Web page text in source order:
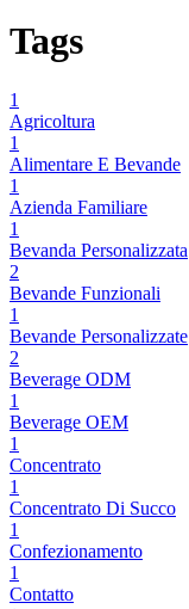
Tags
1
Agricoltura
1
Alimentare E Bevande
1
Azienda Familiare
1
Bevanda Personalizzata
2
Bevande Funzionali
1
Bevande Personalizzate
2
Beverage ODM
1
Beverage OEM
1
Concentrato
1
Concentrato Di Succo
1
Confezionamento
1
Contatto